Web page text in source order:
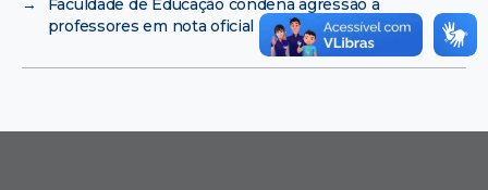
→
Faculdade de Educação condena agressão a
professores em nota oficial